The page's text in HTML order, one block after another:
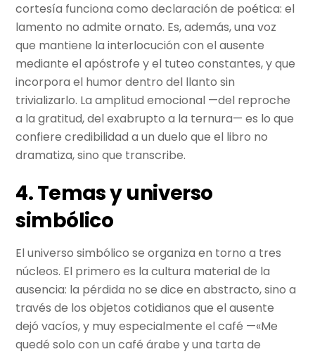
cortesía funciona como declaración de poética: el
lamento no admite ornato. Es, además, una voz
que mantiene la interlocución con el ausente
mediante el apóstrofe y el tuteo constantes, y que
incorpora el humor dentro del llanto sin
trivializarlo. La amplitud emocional —del reproche
a la gratitud, del exabrupto a la ternura— es lo que
confiere credibilidad a un duelo que el libro no
dramatiza, sino que transcribe.
4. Temas y universo
simbólico
El universo simbólico se organiza en torno a tres
núcleos. El primero es la cultura material de la
ausencia: la pérdida no se dice en abstracto, sino a
través de los objetos cotidianos que el ausente
dejó vacíos, y muy especialmente el café —«Me
quedé solo con un café árabe y una tarta de